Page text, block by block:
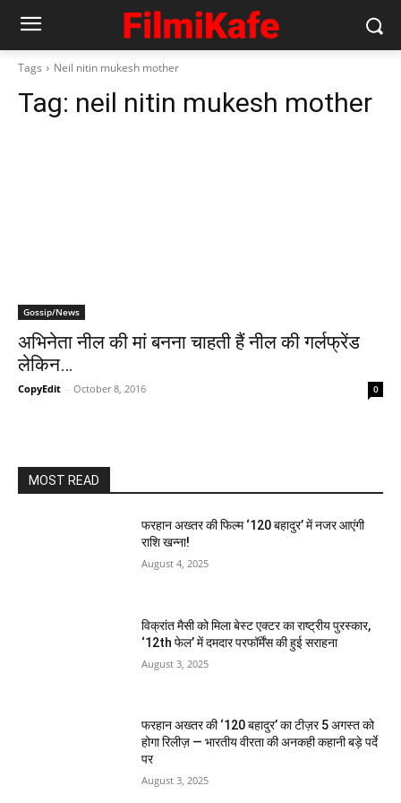
Tags Neil nitin mukesh mother
Tag: neil nitin mukesh mother
Gossip/News
अभिनेता नील की मां बनना चाहती हैं नील की गर्लफ्रेंड
लेकिन…
CopyEdit - October 8, 2016 0
MOST READ
फरहान अख्तर की फिल्म ‘120 बहादुर’ में नजर आएंगी
राशि खन्ना!
August 4, 2025
विक्रांत मैसी को मिला बेस्ट एक्टर का राष्ट्रीय पुरस्कार,
‘12th फेल’ में दमदार परफॉर्मेंस की हुई सराहना
August 3, 2025
फरहान अख्तर की ‘120 बहादुर’ का टीज़र 5 अगस्त को
होगा रिलीज़ — भारतीय वीरता की अनकही कहानी बड़े पर्दे
पर
August 3, 2025